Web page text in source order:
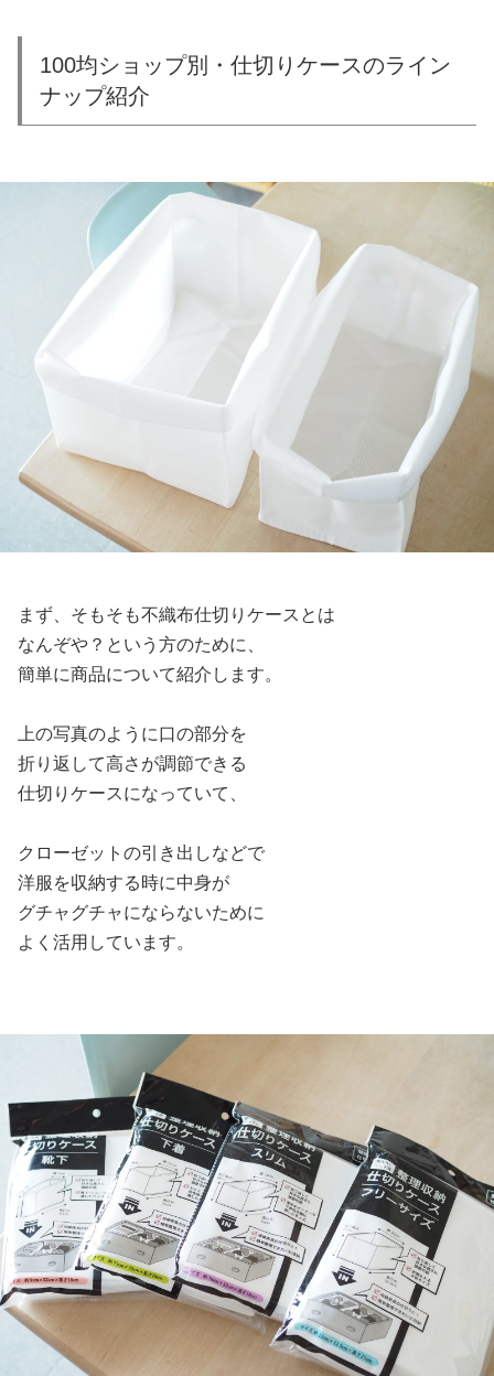
100均ショップ別・仕切りケースのライン
ナップ紹介
まず、そもそも不織布仕切りケースとは
なんぞや？という方のために、
簡単に商品について紹介します。
上の写真のように口の部分を
折り返して高さが調節できる
仕切りケースになっていて、
クローゼットの引き出しなどで
洋服を収納する時に中身が
グチャグチャにならないために
よく活用しています。